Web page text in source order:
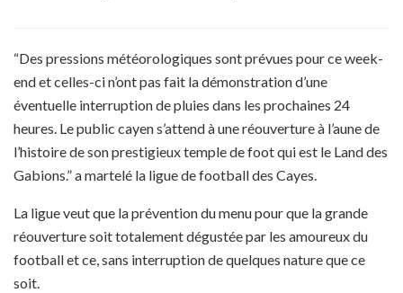
“Des pressions météorologiques sont prévues pour ce week-
end et celles-ci n’ont pas fait la démonstration d’une
éventuelle interruption de pluies dans les prochaines 24
heures. Lepublic cayen s’attend à une réouverture à l’aune de
l’histoire de son prestigieux temple de foot qui est le Land des
Gabions.”amartelé la ligue de football des Cayes.
La ligue veut que la prévention du menu pour que la grande
réouverture soit totalement dégustée par les amoureux du
football et ce, sans interruption de quelques nature que ce
soit.